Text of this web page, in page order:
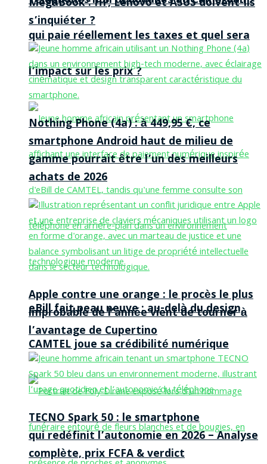
qui paie réellement les taxes et quel sera
l’impact sur les prix ?
eBill fait peau neuve : au-delà du design,
CAMTEL joue sa crédibilité numérique
MegaBook : HP, Lenovo et ASUS doivent-ils
s’inquiéter ?
Nothing Phone (4a) : à 449,95 €, ce
smartphone Android haut de milieu de
gamme pourrait être l’un des meilleurs
achats de 2026
Apple contre une orange : le procès le plus
improbable de l’année vient de tourner à
l’avantage de Cupertino
TECNO Spark 50 : le smartphone
qui redéfinit l’autonomie en 2026 – Analyse
complète, prix FCFA & verdict